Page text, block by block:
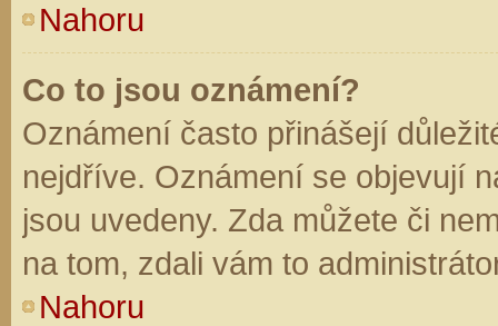
Nahoru
Co to jsou oznámení?
Oznámení často přinášejí
nejdříve. Oznámení se objevují
jsou uvedeny. Zda můžete či
na tom, zdali vám to
Nahoru